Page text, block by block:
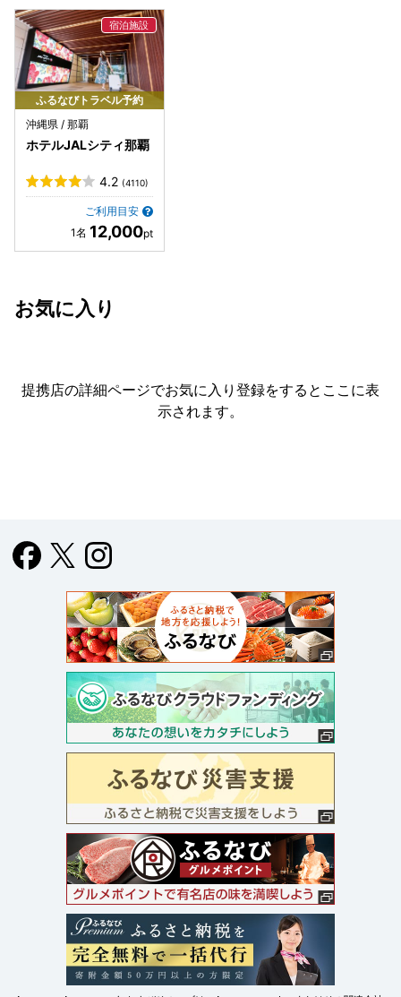
ふるなびトラベル予約
沖縄県 / 那覇
ホテルJALシティ那覇
4.2 (4110)
ご利用目安
12,000
お気に入り
提携店の詳細ページでお気に入り登録をすると ここに表
示されます。